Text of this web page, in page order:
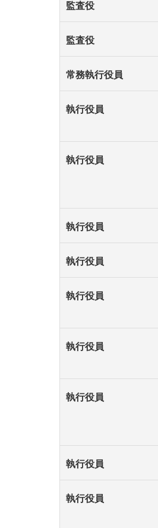
監査役
監査役
常務執行役員
執行役員
執行役員
執行役員
執行役員
執行役員
執行役員
執行役員
執行役員
執行役員